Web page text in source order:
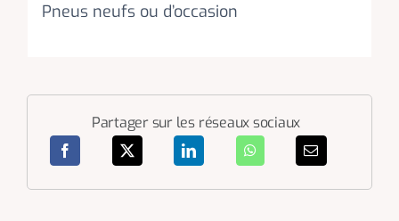
Pneus neufs ou d’occasion
Partager sur les réseaux sociaux